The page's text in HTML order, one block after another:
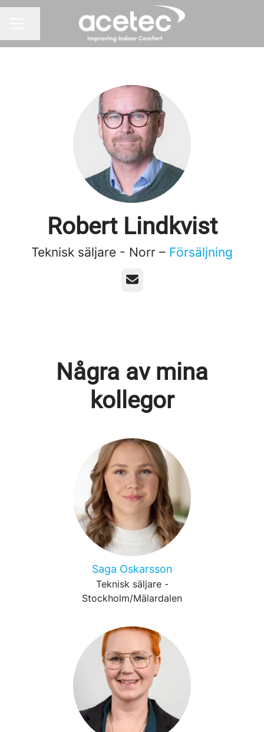
Robert Lindkvist
Teknisk säljare - Norr – Försäljning
E-post
Några av mina
kollegor
Saga Oskarsson
Teknisk säljare -
Stockholm/Mälardalen